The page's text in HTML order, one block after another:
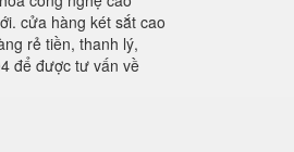
cửa hàng két sắt cao
rẻ tiền, thanh lý,
để được tư vấn về